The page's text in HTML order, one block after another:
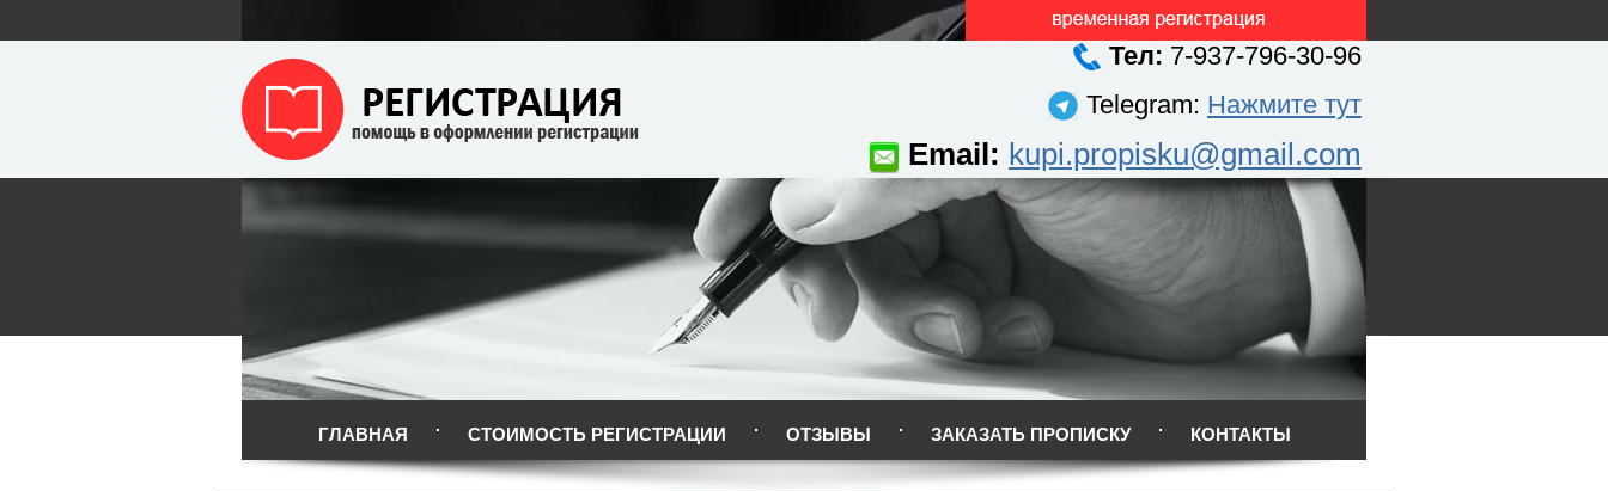
Тел: 7-937-796-30-96
Telegram: Нажмите тут
Email: kupi.propisku@gmail.com
ГЛАВНАЯ СТОИМОСТЬ РЕГИСТРАЦИИ ОТЗЫВЫ ЗАКАЗАТЬ ПРОПИСКУ КОНТАКТЫ